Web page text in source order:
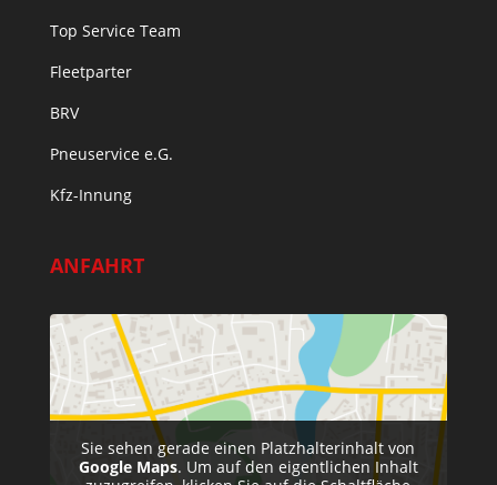
Top Service Team
Fleetparter
BRV
Pneuservice e.G.
Kfz-Innung
ANFAHRT
Sie sehen gerade einen Platzhalterinhalt von
Google Maps. Um auf den eigentlichen Inhalt